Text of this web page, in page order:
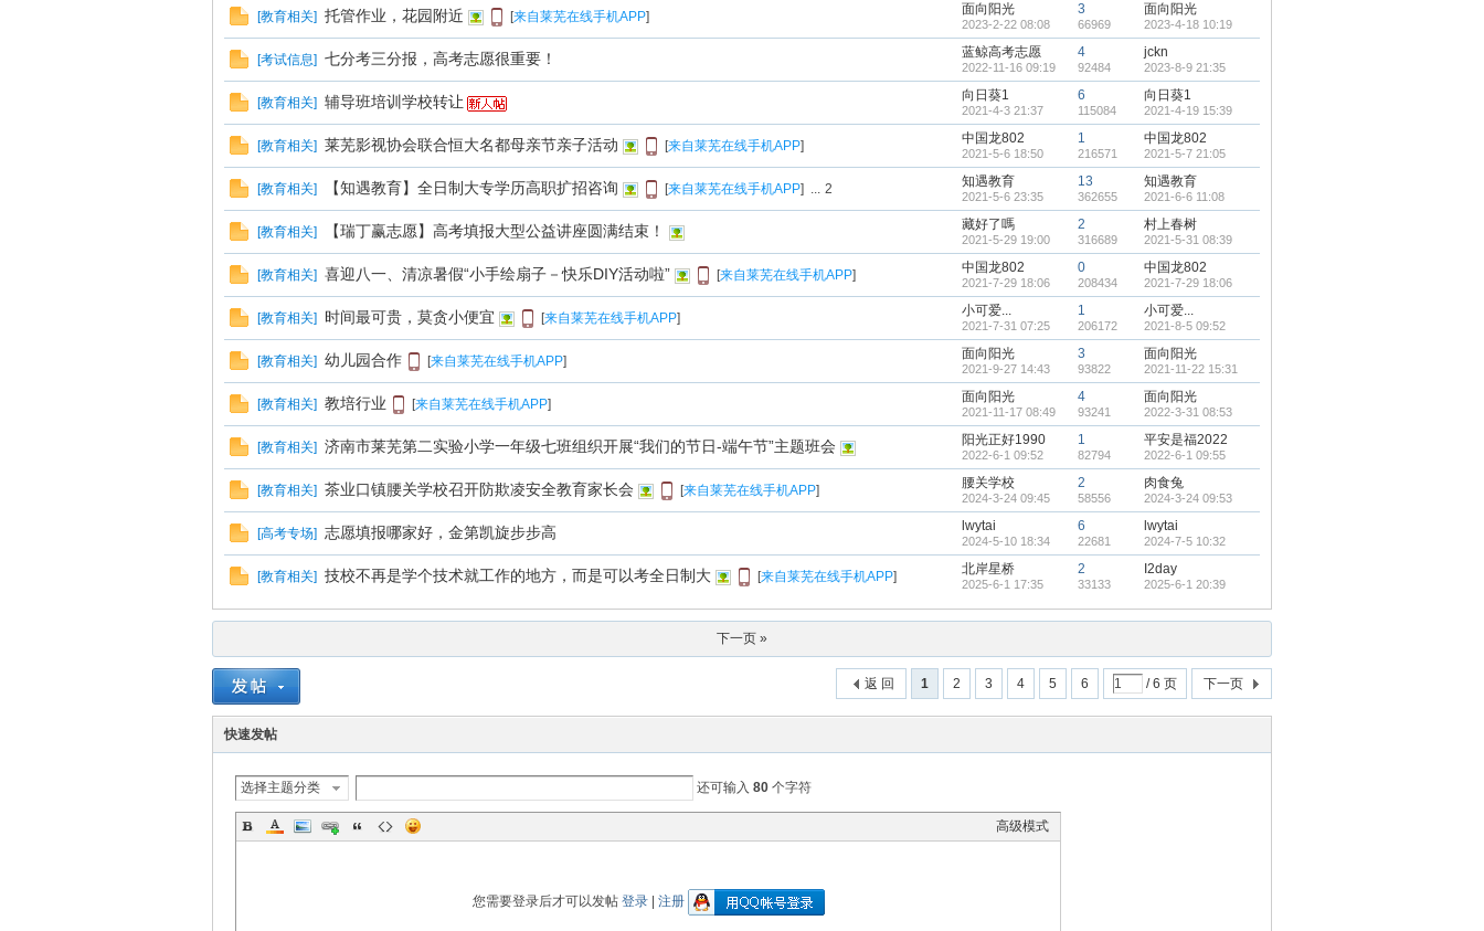
[教育相关] 托管作业，花园附近 [来自莱芜在线手机APP] 面向阳光
2023-2-22 08:08
3
66969
面向阳光
2023-4-18 10:19
[考试信息] 七分考三分报，高考志愿很重要！ 蓝鲸高考志愿
2022-11-16 09:19
4
92484
jckn
2023-8-9 21:35
[教育相关] 辅导班培训学校转让 向日葵1
2021-4-3 21:37
6
115084
向日葵1
2021-4-19 15:39
[教育相关] 莱芜影视协会联合恒大名都母亲节亲子活动 [来自莱芜在线手机APP] 中国龙802
2021-5-6 18:50
1
216571
中国龙802
2021-5-7 21:05
[教育相关] 【知遇教育】全日制大专学历高职扩招咨询 [来自莱芜在线手机APP] ... 2 知遇教育
2021-5-6 23:35
13
362655
知遇教育
2021-6-6 11:08
[教育相关] 【瑞丁赢志愿】高考填报大型公益讲座圆满结束！ 藏好了嗎
2021-5-29 19:00
2
316689
村上春树
2021-5-31 08:39
[教育相关] 喜迎八一、清凉暑假“小手绘扇子－快乐DIY活动啦” [来自莱芜在线手机APP] 中国龙802
2021-7-29 18:06
0
208434
中国龙802
2021-7-29 18:06
[教育相关] 时间最可贵，莫贪小便宜 [来自莱芜在线手机APP] 小可爱...
2021-7-31 07:25
1
206172
小可爱...
2021-8-5 09:52
[教育相关] 幼儿园合作 [来自莱芜在线手机APP] 面向阳光
2021-9-27 14:43
3
93822
面向阳光
2021-11-22 15:31
[教育相关] 教培行业 [来自莱芜在线手机APP] 面向阳光
2021-11-17 08:49
4
93241
面向阳光
2022-3-31 08:53
[教育相关] 济南市莱芜第二实验小学一年级七班组织开展“我们的节日-端午节”主题班会 阳光正好1990
2022-6-1 09:52
1
82794
平安是福2022
2022-6-1 09:55
[教育相关] 茶业口镇腰关学校召开防欺凌安全教育家长会 [来自莱芜在线手机APP] 腰关学校
2024-3-24 09:45
2
58556
肉食兔
2024-3-24 09:53
[高考专场] 志愿填报哪家好，金第凯旋步步高 lwytai
2024-5-10 18:34
6
22681
lwytai
2024-7-5 10:32
[教育相关] 技校不再是学个技术就工作的地方，而是可以考全日制大 [来自莱芜在线手机APP] 北岸星桥
2025-6-1 17:35
2
33133
I2day
2025-6-1 20:39
下一页 »
1 2 3 4 5 6 / 6 页 下一页
返 回
快速发帖
选择主题分类 还可输入 80 个字符
高级模式
您需要登录后才可以发帖 登录| 注册